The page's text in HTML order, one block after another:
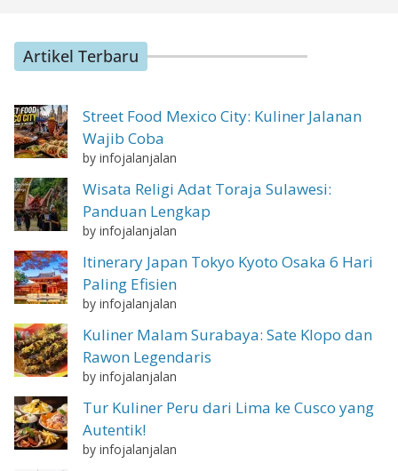
Artikel Terbaru
Street Food Mexico City: Kuliner Jalanan
Wajib Coba
by infojalanjalan
Wisata Religi Adat Toraja Sulawesi:
Panduan Lengkap
by infojalanjalan
Itinerary Japan Tokyo Kyoto Osaka 6 Hari
Paling Efisien
by infojalanjalan
Kuliner Malam Surabaya: Sate Klopo dan
Rawon Legendaris
by infojalanjalan
Tur Kuliner Peru dari Lima ke Cusco yang
Autentik!
by infojalanjalan